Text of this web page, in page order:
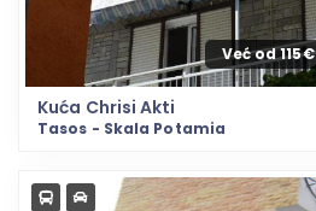
Već od 115€
Kuća Chrisi Akti
Tasos - Skala Potamia